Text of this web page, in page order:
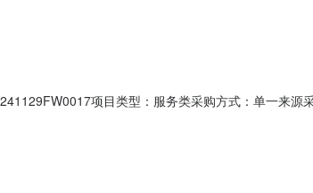
项目类型：服务类采购方式：单一来源
方式：总价包干采购控制价：200000.0评审办法：